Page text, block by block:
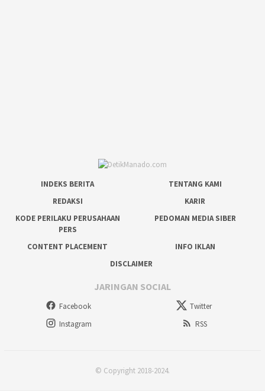
INDEKS BERITA
TENTANG KAMI
REDAKSI
KARIR
KODE PERILAKU PERUSAHAAN
PERS
PEDOMAN MEDIA SIBER
CONTENT PLACEMENT
INFO IKLAN
DISCLAIMER
JARINGAN SOCIAL
Facebook
Twitter
Instagram
RSS
© Copyright 2018-2024.